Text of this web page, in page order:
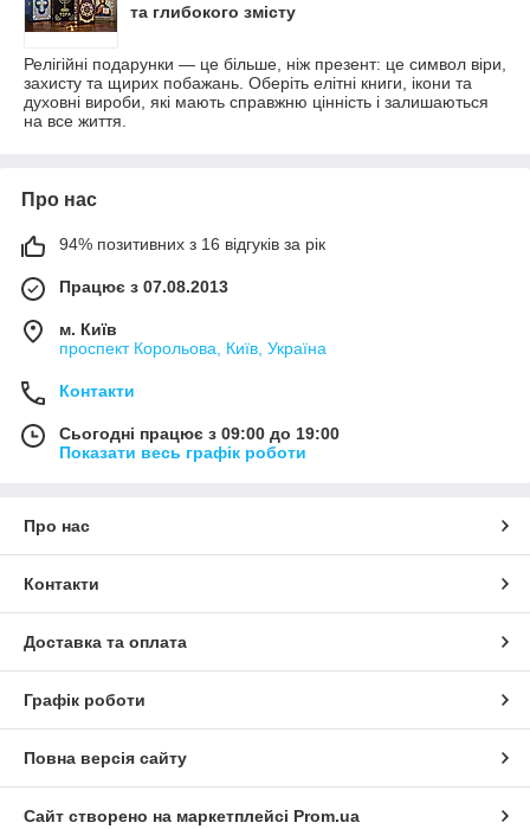
та глибокого змісту
Релігійні подарунки — це більше, ніж презент: це символ віри,
захисту та щирих побажань. Оберіть елітні книги, ікони та
духовні вироби, які мають справжню цінність і залишаються
на все життя.
Про нас
94% позитивних з 16 відгуків за рік
Працює з 07.08.2013
м. Київ
проспект Корольова, Київ, Україна
Контакти
Сьогодні працює з 09:00 до 19:00
Показати весь графік роботи
Про нас
Контакти
Доставка та оплата
Графік роботи
Повна версія сайту
Сайт створено на маркетплейсі Prom.ua